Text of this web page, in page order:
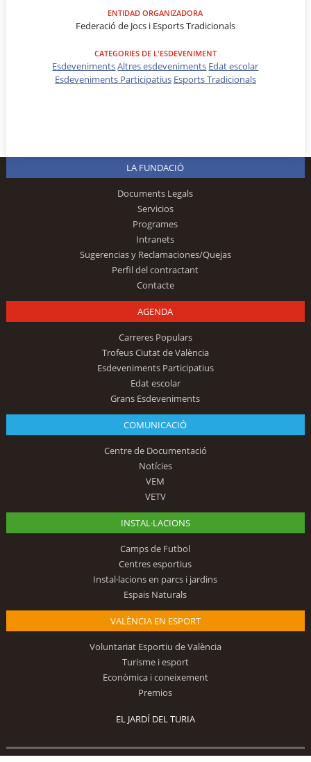
ENTIDAD ORGANIZADORA
Federació de Jocs i Esports Tradicionals
CATEGORIES DE L'ESDEVENIMENT
EsdevenimentsAltres esdeveniments Edat escolar
Esdeveniments Participatius Esports Tradicionals
LA FUNDACIÓ
Documents Legals
Servicios
Programes
Intranets
Sugerencias y Reclamaciones/Quejas
Perfil del contractant
Contacte
AGENDA
Carreres Populars
Trofeus Ciutat de València
Esdeveniments Participatius
Edat escolar
Grans Esdeveniments
COMUNICACIÓ
Centre de Documentació
Notícies
VEM
VETV
INSTAL·LACIONS
Camps de Futbol
Centres esportius
Instal·lacions en parcs i jardins
Espais Naturals
VALÈNCIA EN ESPORT
Voluntariat Esportiu de València
Turisme i esport
Econòmica i coneixement
Premios
EL JARDÍ DEL TURIA